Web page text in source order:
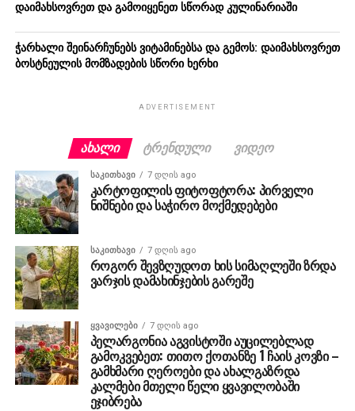
დაიმახსოვრეთ და გამოიყენეთ სწორად კულინარიაში
ჭარხალი შეინარჩუნებს ვიტამინებსა და გემოს: დაიმახსოვრეთ
ბოსტნეულის მომზადების სწორი ხერხი
ADVERTISEMENT
ᲐᲮᲐᲚᲘ ᲢᲠᲔᲜᲓᲣᲚᲘ ᲕᲘᲓᲔᲝ
ᲡᲐᲙᲘᲗᲮᲐᲕᲘ 7 დღის ago
კარტოფილის ფიტოფტორა: პირველი
ნიშნები და საჭირო მოქმედებები
ᲡᲐᲙᲘᲗᲮᲐᲕᲘ 7 დღის ago
როგორ შევზღუდოთ ხის სიმაღლეში ზრდა
ვარჯის დამახინჯების გარეშე
ᲧᲕᲐᲕᲘᲚᲔᲑᲘ 7 დღის ago
პელარგონია აგვისტოში აუცილებლად
გამოკვებეთ: თითო ქოთანზე 1 ჩაის კოვზი –
გამხმარი ღეროები და ახალგაზრდა
კალმები მთელი წელი ყვავილობაში
ეჯიბრება